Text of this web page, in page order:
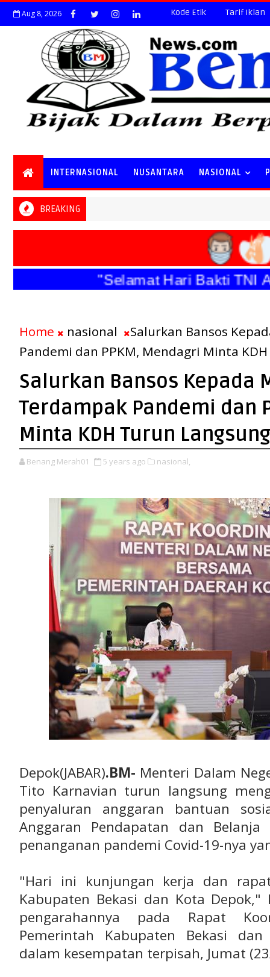
Aug 8, 2026 Kode Etik Tarif Iklan
INTERNASIONAL NUSANTARA NASIONAL
BREAKING
"Selamat Hari Bakti TNI
Home nasional
Salurkan Bansos
Pandemi dan PPKM, Mendagri Minta
Salurkan Bansos Kepada
Terdampak Pandemi dan
Minta KDH Turun Langsung
Benang Merah01 5 years ago nasional,
Depok(JABAR).BM- Menteri Dalam
Tito Karnavian turun langsung
penyaluran anggaran bantuan
Anggaran Pendapatan dan Belanja
penanganan pandemi Covid-19-nya
"Hari ini kunjungan kerja dan
Kabupaten Bekasi dan Kota
pengarahannya pada Rapat
Pemerintah Kabupaten Bekasi
dalam kesempatan terpisah, Jumat